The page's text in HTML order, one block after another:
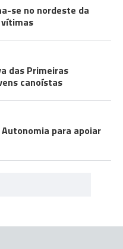
se no nordeste da
vítimas
das Primeiras
canoístas
para apoiar